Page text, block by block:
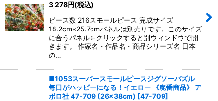
3,278円(税込)
ピース数 216スモールピース 完成サイズ
18.2cm×25.7cmパネルは別売りです。このサイズ
に合うパネル←クリックすると別ウィンドウで開
きます。 作家名・作品名・商品シリーズ名 日本
の…
■1053スーパースモールピースジグソーパズル
毎日がハッピーになる！イエロー 《廃番商品》 ア
ポロ社 47-709 (26×38cm) [47-709]